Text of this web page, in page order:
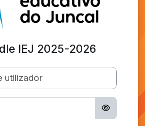
IEJ 2025-2026